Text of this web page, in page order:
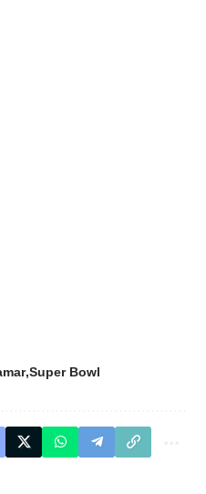
Super Bowl